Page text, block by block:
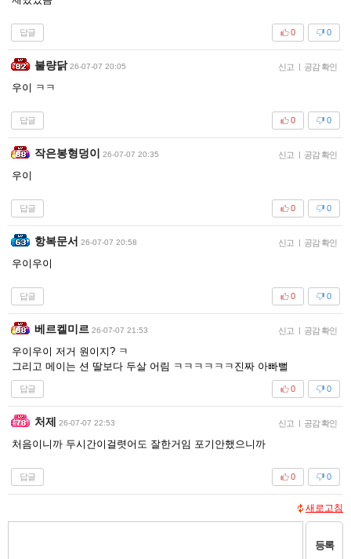
답글 0
0
불량닭 26-07-07 20:05 신고 | 공감 확인
우이 ㅋㅋ
답글 0
0
작은봉형덩이 26-07-07 20:35 신고 | 공감 확인
우이
답글 0
0
항복문서 26-07-07 20:58 신고 | 공감 확인
우이우이
답글 0
0
베르켈미르 26-07-07 21:53 신고 | 공감 확인
우이우이 저거 원이지? ㅋ
그리고 메이는 션 딸보다 두살 어림 ㅋㅋㅋㅋㅋㅋ진짜 아빠뻘
답글 0
0
처제 26-07-07 22:53 신고 | 공감 확인
처음이니까 두시간이걸렷어도 잘한거임 포기안했으니까
답글 0
0
새로고침
등록